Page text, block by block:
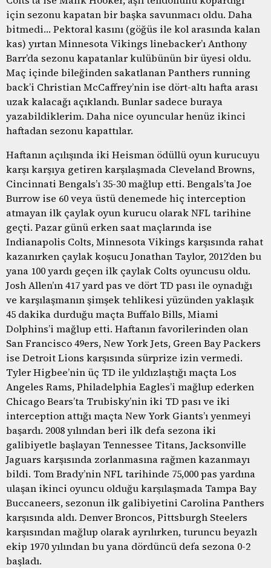
için sezonu kapatan bir başka savunmacı oldu. Daha
bitmedi… Pektoral kasını (göğüs ile kol arasında kalan
kas) yırtan Minnesota Vikings linebacker’ı Anthony
Barr’da sezonu kapatanlar kulübünün bir üyesi oldu.
Maç içinde bileğinden sakatlanan Panthers running
back’i Christian McCaffrey’nin ise dört-altı hafta arası
uzak kalacağı açıklandı. Bunlar sadece buraya
yazabildiklerim. Daha nice oyuncular henüz ikinci
haftadan sezonu kapattılar.
Haftanın açılışında iki Heisman ödüllü oyun kurucuyu
karşı karşıya getiren karşılaşmada Cleveland Browns,
Cincinnati Bengals’ı 35-30 mağlup etti. Bengals’ta Joe
Burrow ise 60 veya üstü denemede hiç interception
atmayan ilk çaylak oyun kurucu olarak NFL tarihine
geçti. Pazar günü erken saat maçlarında ise
Indianapolis Colts, Minnesota Vikings karşısında rahat
kazanırken çaylak koşucu Jonathan Taylor, 2012’den bu
yana 100 yardı geçen ilk çaylak Colts oyuncusu oldu.
Josh Allen’ın 417 yard pas ve dört TD pası ile oynadığı
ve karşılaşmanın şimşek tehlikesi yüzünden yaklaşık
45 dakika durduğu maçta Buffalo Bills, Miami
Dolphins’i mağlup etti. Haftanın favorilerinden olan
San Francisco 49ers, New York Jets, Green Bay Packers
ise Detroit Lions karşısında sürprize izin vermedi.
Tyler Higbee’nin üç TD ile yıldızlaştığı maçta Los
Angeles Rams, Philadelphia Eagles’i mağlup ederken
Chicago Bears’ta Trubisky’nin iki TD pası ve iki
interception attığı maçta New York Giants’ı yenmeyi
başardı. 2008 yılından beri ilk defa sezona iki
galibiyetle başlayan Tennessee Titans, Jacksonville
Jaguars karşısında zorlanmasına rağmen kazanmayı
bildi. Tom Brady’nin NFL tarihinde 75,000 pas yardına
ulaşan ikinci oyuncu olduğu karşılaşmada Tampa Bay
Buccaneers, sezonun ilk galibiyetini Carolina Panthers
karşısında aldı. Denver Broncos, Pittsburgh Steelers
karşısından mağlup olarak ayrılırken, turuncu beyazlı
ekip 1970 yılından bu yana dördüncü defa sezona 0-2
başladı.